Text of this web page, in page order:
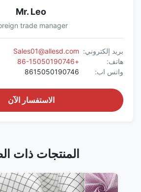
Mr. Leo
trade manager
بريد إلكتروني: Sales01@allesd.com
هاتف:
+86-15050190746
واتس اب:
8615050190746
الاستفسار الآن
المنتجات ذات